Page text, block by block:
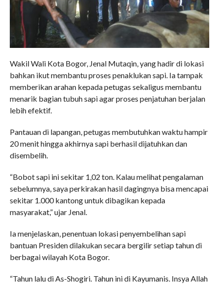
Wakil Wali Kota Bogor, Jenal Mutaqin, yang hadir di lokasi
bahkan ikut membantu proses penaklukan sapi. Ia tampak
memberikan arahan kepada petugas sekaligus membantu
menarik bagian tubuh sapi agar proses penjatuhan berjalan
lebih efektif.
Pantauan di lapangan, petugas membutuhkan waktu hampir
20 menit hingga akhirnya sapi berhasil dijatuhkan dan
disembelih.
“Bobot sapi ini sekitar 1,02 ton. Kalau melihat pengalaman
sebelumnya, saya perkirakan hasil dagingnya bisa mencapai
sekitar 1.000 kantong untuk dibagikan kepada
masyarakat,” ujar Jenal.
Ia menjelaskan, penentuan lokasi penyembelihan sapi
bantuan Presiden dilakukan secara bergilir setiap tahun di
berbagai wilayah Kota Bogor.
“Tahun lalu di As-Shogiri. Tahun ini di Kayumanis. Insya Allah